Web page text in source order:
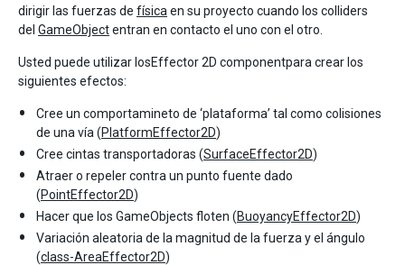
dirigir las fuerzas de física en su proyecto cuando los colliders
del GameObjectentran en contacto el uno con el otro.
Usted puede utilizar losEffector 2D componentpara crear los
siguientes efectos:
Cree un comportamineto de ‘plataforma’ tal como colisiones
de una vía (PlatformEffector2D)
Cree cintas transportadoras (SurfaceEffector2D)
Atraer o repeler contra un punto fuente dado
(PointEffector2D)
Hacer que los GameObjects floten (BuoyancyEffector2D)
Variación aleatoria de la magnitud de la fuerza y el ángulo
(class-AreaEffector2D)